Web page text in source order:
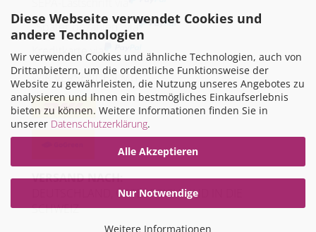
Diese Webseite verwendet Cookies und
andere Technologien
Wir verwenden Cookies und ähnliche Technologien, auch von
Drittanbietern, um die ordentliche Funktionsweise der
Website zu gewährleisten, die Nutzung unseres Angebotes zu
analysieren und Ihnen ein bestmögliches Einkaufserlebnis
bieten zu können. Weitere Informationen finden Sie in
unserer Datenschutzerklärung.
Alle Akzeptieren
Nur Notwendige
Weitere Informationen
"Später bezahlen" via
Kreditkarte via
WIR VERSENDEN MIT
VERSAND NACH:
DEUTSCHLAND, ÖSTERREICH UND IN DIE
SCHWEIZ